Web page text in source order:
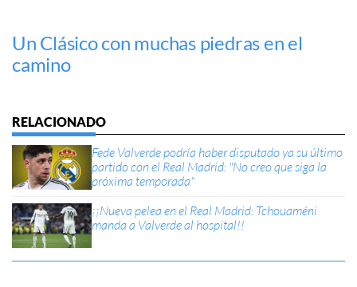
Un Clásico con muchas piedras en el
camino
Fede Valverde podría haber disputado ya su último
partido con el Real Madrid: "No creo que siga la
próxima temporada"
¡¡Nueva pelea en el Real Madrid: Tchouaméni
manda a Valverde al hospital!!